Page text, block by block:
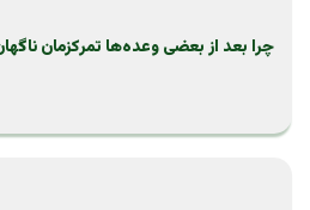
چرا بعد از بعضی وعده‌ها تمرکزمان